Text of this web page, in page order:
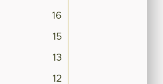
16
15
13
12